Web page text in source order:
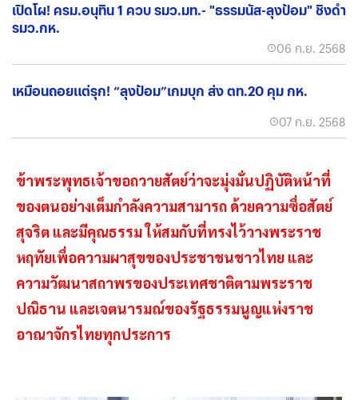
เปิดโผ! ครม.อนุทิน 1 ควบ รมว.มท.- "ธรรมนัส-ลุงป้อม" ชิงดำ
รมว.กห.
06 ก.ย. 2568
เหมือนถอยแต่รุก! “ลุงป้อม”เกมบุก ส่ง ตท.20 คุม กห.
07 ก.ย. 2568
ข้าพระพุทธเจ้าขอถวายสัตย์ว่าจะมุ่งมั่นปฏิบัติหน้าที่
ของตนอย่างเต็มกำลังความสามารถ ด้วยความซื่อสัตย์
สุจริต และมีคุณธรรม ให้สมกับที่ทรงไว้วางพระราช
หฤทัยเพื่อความผาสุขของประชาชนชาวไทย และ
ความวัฒนาสถาพรของประเทศชาติตามพระราช
ปณิธาน และเจตนารมณ์ของรัฐธรรมนูญแห่งราช
อาณาจักรไทยทุกประการ